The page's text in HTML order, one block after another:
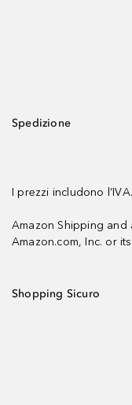
Spedizione
I prezzi includono
Amazon Shipping
Amazon.com, Inc. or
Shopping Sicuro